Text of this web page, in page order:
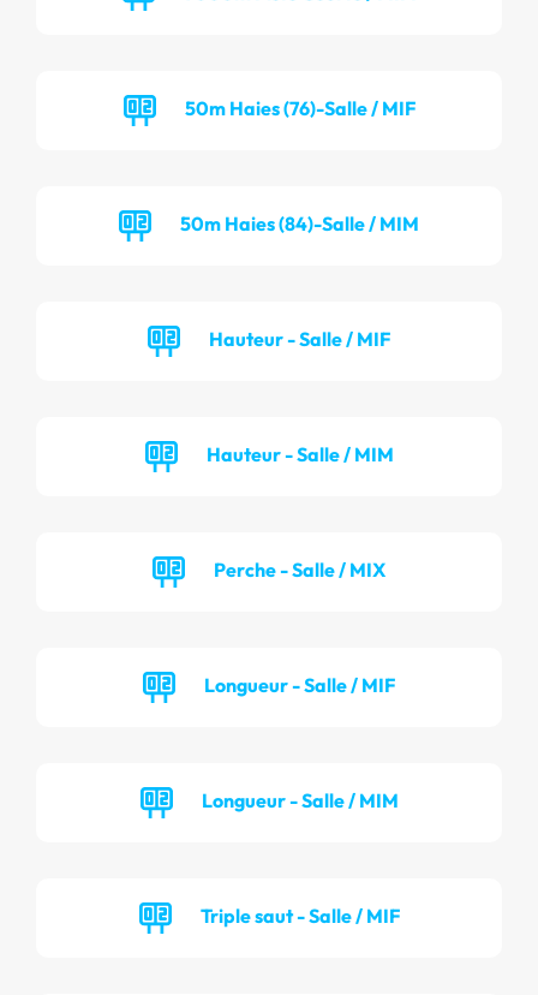
50m Haies (76)-Salle / MIF
50m Haies (84)-Salle / MIM
Hauteur - Salle / MIF
Hauteur - Salle / MIM
Perche - Salle / MIX
Longueur - Salle / MIF
Longueur - Salle / MIM
Triple saut - Salle / MIF